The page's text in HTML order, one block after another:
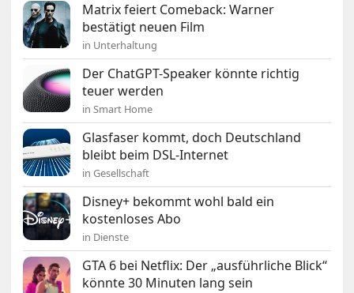
Matrix feiert Comeback: Warner
bestätigt neuen Film
in Unterhaltung
Der ChatGPT-Speaker könnte richtig
teuer werden
in Smart Home
Glasfaser kommt, doch Deutschland
bleibt beim DSL-Internet
in Gesellschaft
Disney+ bekommt wohl bald ein
kostenloses Abo
in Dienste
GTA 6 bei Netflix: Der „ausführliche Blick“
könnte 30 Minuten lang sein